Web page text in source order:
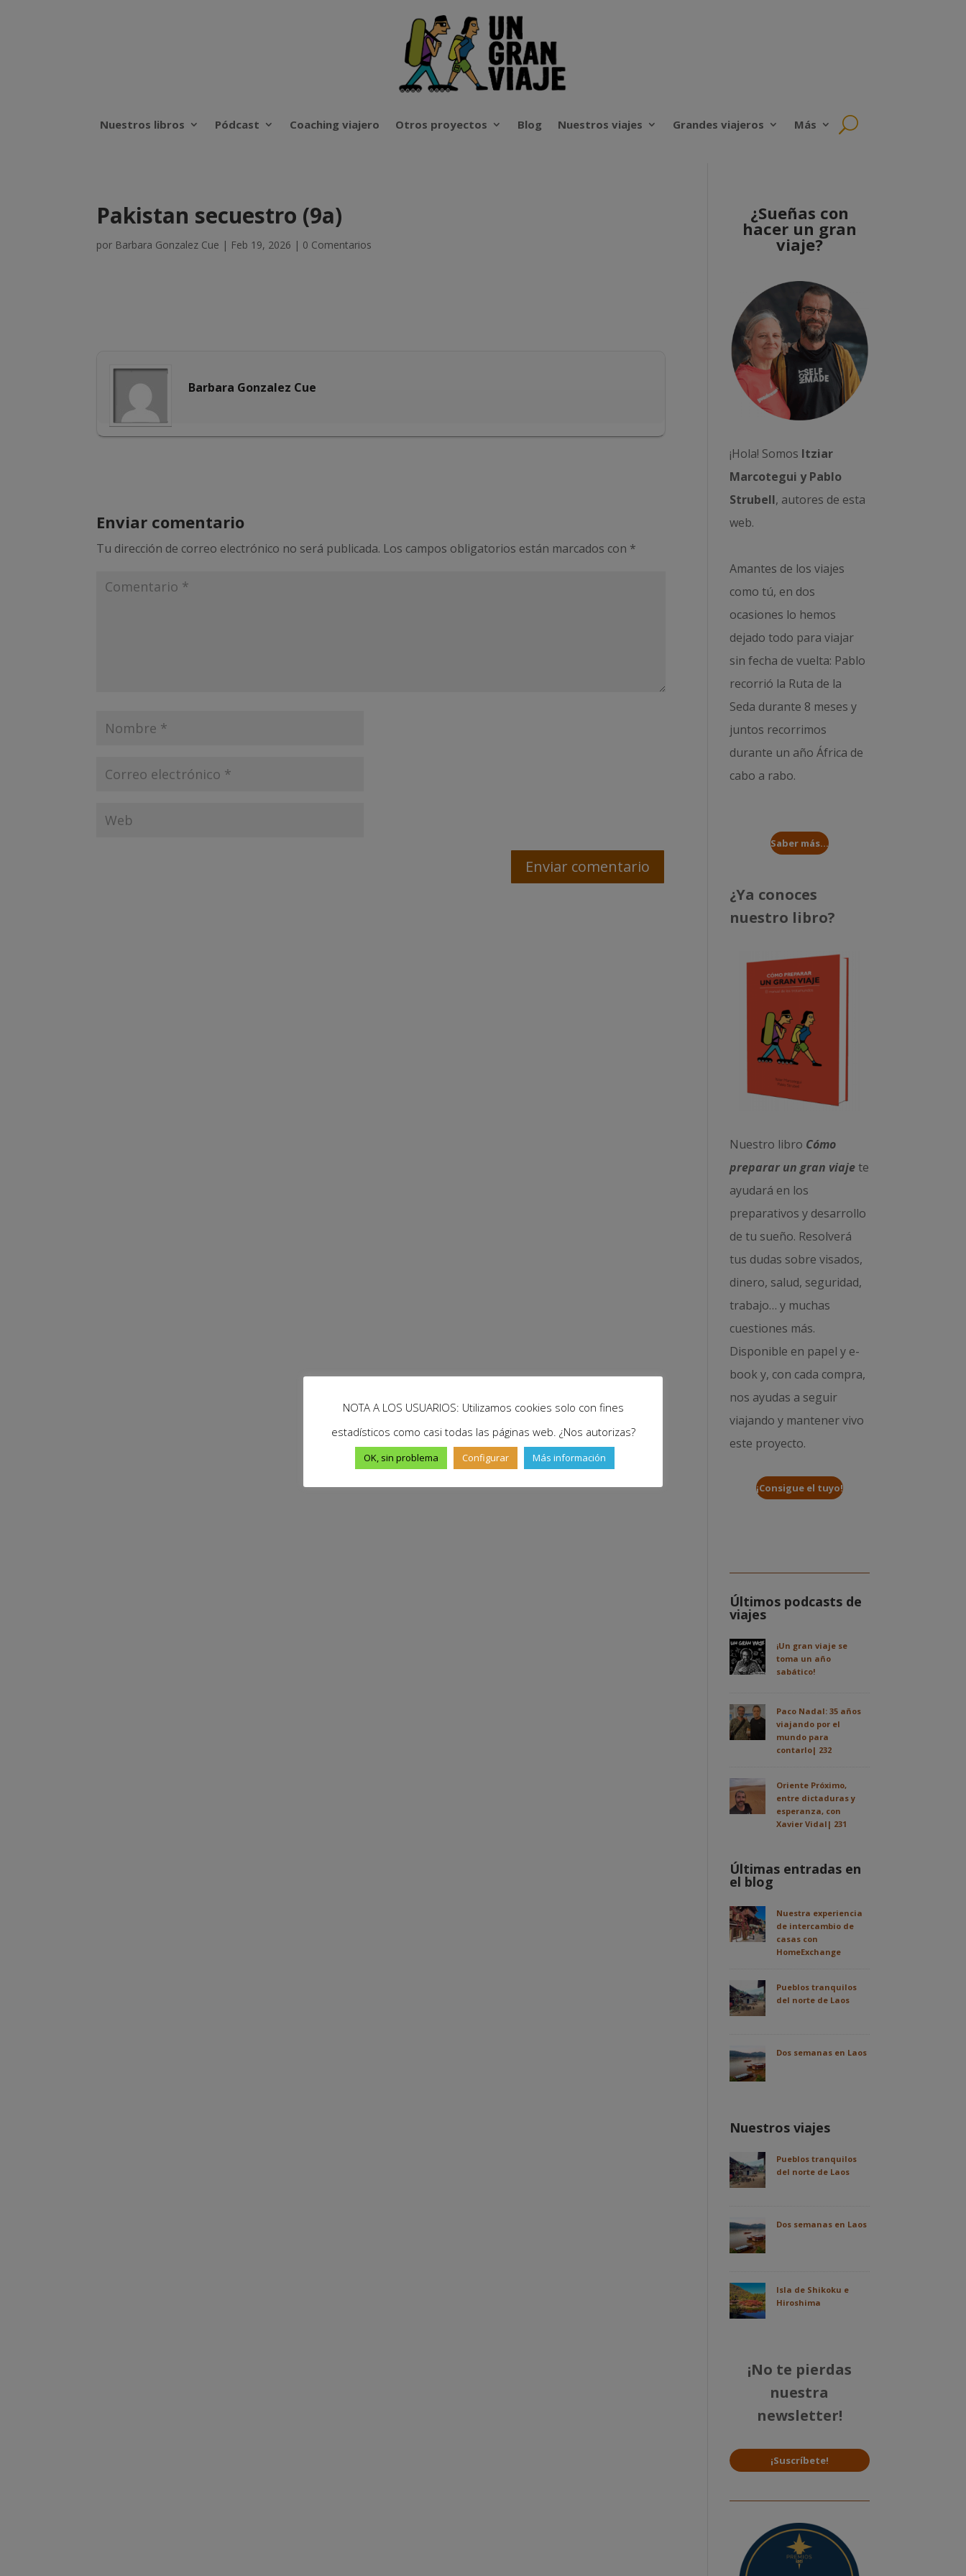
Nuestros libros Pódcast Coaching viajero Otros proyectos Blog Nuestros viajes Grandes viajeros Más
Pakistan secuestro (9a)
por Barbara Gonzalez Cue | Feb 19, 2026 | 0 Comentarios
Barbara Gonzalez Cue
Enviar comentario
Tu dirección de correo electrónico no será publicada. Los campos obligatorios están marcados con *
¿Sueñas con
hacer un gran
viaje?
¡Hola! Somos Itziar
Marcotegui y Pablo
Strubell, autores de esta
web.
Amantes de los viajes
como tú, en dos
ocasiones lo hemos
dejado todo para viajar
sin fecha de vuelta: Pablo
recorrió la Ruta de la
Seda durante 8 meses y
juntos recorrimos
durante un añoÁfrica de
cabo a rabo.
Saber más...
¿Ya conoces
nuestro libro?
Nuestro libro Cómo
preparar un gran viajete
ayudará en los
preparativos y desarrollo
de tu sueño. Resolverá
tus dudas sobre visados,
dinero, salud, seguridad,
trabajo… y muchas
cuestiones más.
Disponible en papel y e-
book y, con cada compra,
nos ayudas a seguir
viajando y mantener vivo
este proyecto.
¡Consigue el tuyo!
Últimos podcasts de
viajes
¡Un gran viaje se
toma un año
sabático!
Paco Nadal: 35 años
viajando por el
mundo para
contarlo| 232
Oriente Próximo,
entre dictaduras y
esperanza, con
Xavier Vidal| 231
Últimas entradas en
el blog
Nuestra experiencia
de intercambio de
casas con
HomeExchange
Pueblos tranquilos
del norte de Laos
Dos semanas en Laos
Nuestros viajes
Pueblos tranquilos
del norte de Laos
Dos semanas en Laos
Isla de Shikoku e
Hiroshima
¡No te pierdas
nuestra
newsletter!
¡Suscríbete!
NOTA A LOS USUARIOS: Utilizamos cookies solo con fines
estadísticos como casi todas las páginas web. ¿Nos autorizas?
OK, sin problema Configurar Más información